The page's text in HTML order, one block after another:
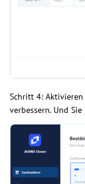
Schritt 4: Aktivieren
verbessern. Und